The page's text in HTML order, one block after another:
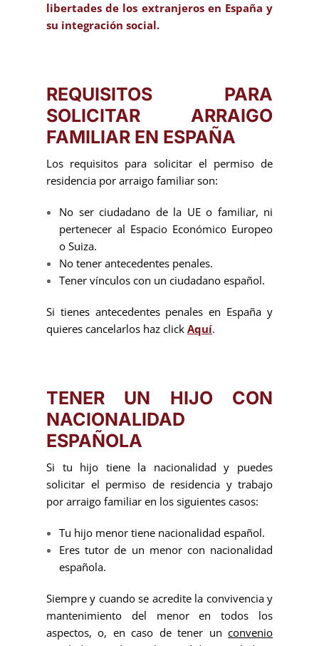
libertades de los extranjeros en España y
su integración social.
REQUISITOS PARA
SOLICITAR ARRAIGO
FAMILIAR EN ESPAÑA
Los requisitos para solicitar el permiso de
residencia por arraigo familiar son:
No ser ciudadano de la UE o familiar, ni
pertenecer al Espacio Económico Europeo
o Suiza.
No tener antecedentes penales.
Tener vínculos con un ciudadano español.
Si tienes antecedentes penales en España y
quieres cancelarlos haz click Aquí.
TENER UN HIJO CON
NACIONALIDAD
ESPAÑOLA
Si tu hijo tiene la nacionalidad y puedes
solicitar el permiso de residencia y trabajo
por arraigo familiar en los siguientes casos:
Tu hijo menor tiene nacionalidad español.
Eres tutor de un menor con nacionalidad
española.
Siempre y cuando se acredite la convivencia y
mantenimiento del menor en todos los
aspectos, o, en caso de tener un convenio